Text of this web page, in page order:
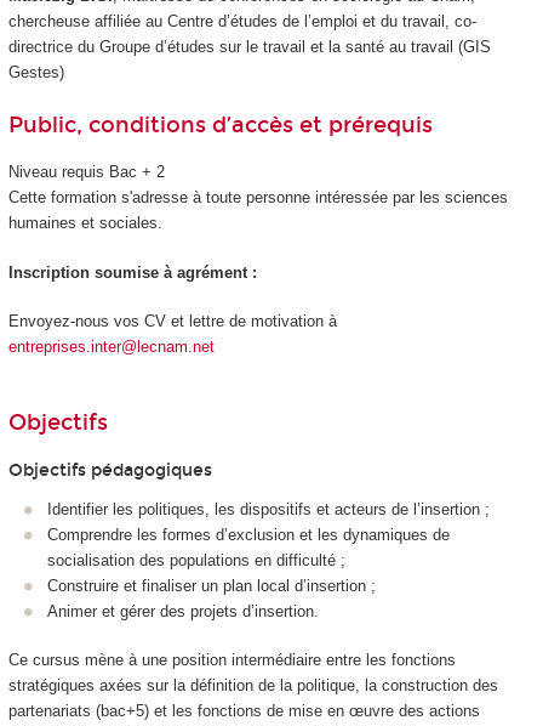
chercheuse affiliée au Centre d’études de l’emploi et du travail, co-
directrice du Groupe d’études sur le travail et la santé au travail (GIS
Gestes)
Public, conditions d’accès et prérequis
Niveau requis Bac + 2
Cette formation s'adresse à toute personne intéressée par les sciences
humaines et sociales.
Inscription soumise à agrément :
Envoyez-nous vos CV et lettre de motivation à
entreprises.inter@lecnam.net
Objectifs
Objectifs pédagogiques
Identifier les politiques, les dispositifs et acteurs de l’insertion ;
Comprendre les formes d’exclusion et les dynamiques de
socialisation des populations en difficulté ;
Construire et finaliser un plan local d’insertion ;
Animer et gérer des projets d’insertion.
Ce cursus mène à une position intermédiaire entre les fonctions
stratégiques axées sur la définition de la politique, la construction des
partenariats (bac+5) et les fonctions de mise en œuvre des actions